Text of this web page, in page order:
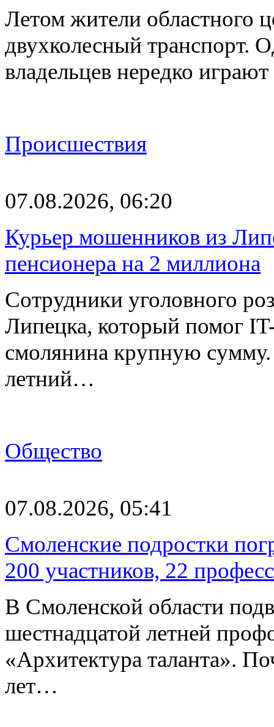
Летом жители областного
двухколесный транспорт.
владельцев нередко
Происшествия
07.08.2026, 06:20
Курьер мошенников из
пенсионера на 2 миллиона
Сотрудники уголовного
Липецка, который помог
смолянина крупную
летний…
Общество
07.08.2026, 05:41
Смоленские подростки
200 участников, 22
В Смоленской области
шестнадцатой летней
«Архитектура таланта».
лет…